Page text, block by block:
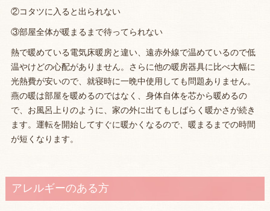
②コタツに入ると出られない
③部屋全体が暖まるまで待ってられない
熱で暖めている電気床暖房と違い、遠赤外線で温めているので低
温やけどの心配がありません。さらに他の暖房器具に比べ大幅に
光熱費が安いので、就寝時に一晩中使用しても問題ありません。
燕の暖は部屋を暖めるのではなく、身体自体を芯から暖めるの
で、お風呂上りのように、家の外に出てもしばらく暖かさが続き
ます。運転を開始してすぐに暖かくなるので、暖まるまでの時間
が短くなります。
アレルギーのある方